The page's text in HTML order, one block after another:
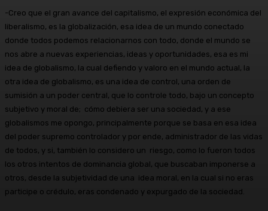
-Creo que el gran avance del capitalismo, el expresión económica del
liberalismo, es la globalización, esa idea de un mundo conectado
donde todos podemos relacionarnos con todo, donde el mundo se
nos abre a nuevas experiencias, ideas y oportunidades, esa es mi
idea de globalismo, la cual defiendo y valoro en el mundo actual, la
otra idea de globalismo, es una idea de control, una orden de
sumisión a un poder central, que lo controle todo, bajo un concepto
subjetivo y moral de; cómo debiera ser una sociedad, y a ese
globalismos me opongo, principalmente porque se basa en esa idea
del poder supremo controlador y por ende, administrador de las vidas
de todos, y si, también lo considero un riesgo, como lo fueron todos
los otros intentos de dominancia global, que buscaban imponerse a
otros, desde la subjetividad de una idea moral, en la cual si no eras
participe o crédulo, eras condenado y expurgado de la sociedad.